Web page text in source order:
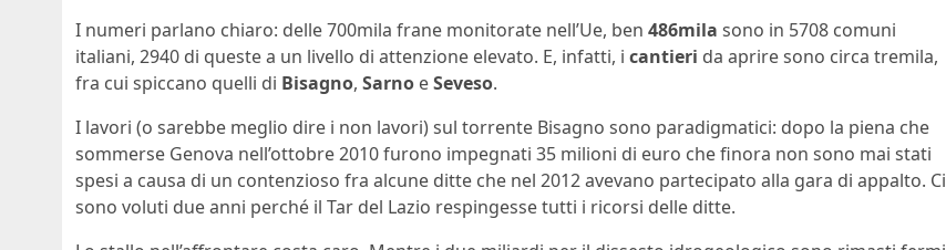
I numeri parlano chiaro: delle 700mila frane monitorate nell’Ue, ben 486mila sono in 5708 comuni
italiani, 2940 di queste a un livello di attenzione elevato. E, infatti, i cantieri da aprire sono circa tremila,
fra cui spiccano quelli di Bisagno, Sarno eSeveso.
I lavori (o sarebbe meglio dire i non lavori) sul torrente Bisagno sono paradigmatici: dopo la piena che
sommerse Genova nell’ottobre 2010 furono impegnati 35 milioni di euro che finora non sono mai stati
spesi a causa di un contenzioso fra alcune ditte che nel 2012 avevano partecipato alla gara di appalto. Ci
sono voluti due anni perché il Tar del Lazio respingesse tutti i ricorsi delle ditte.